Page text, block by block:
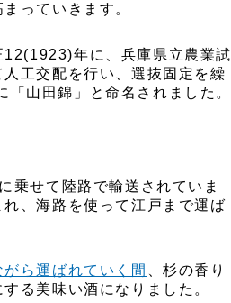
っていきます。
年に、兵庫県立農業試
工交配を行い、選抜固定を繰
山田錦」と命名されました。
乗せて陸路で輸送されていま
、海路を使って江戸まで運ば
ら運ばれていく間
、杉の香り
る美味い酒になりました。